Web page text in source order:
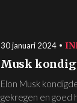
30 januari 2024
Musk
Elon Musk
gekregen en goed